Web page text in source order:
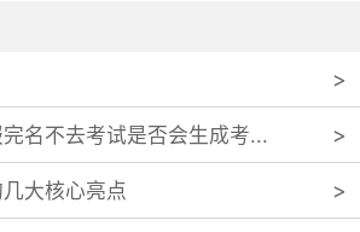
名不去考试是否会生成考...
大核心亮点